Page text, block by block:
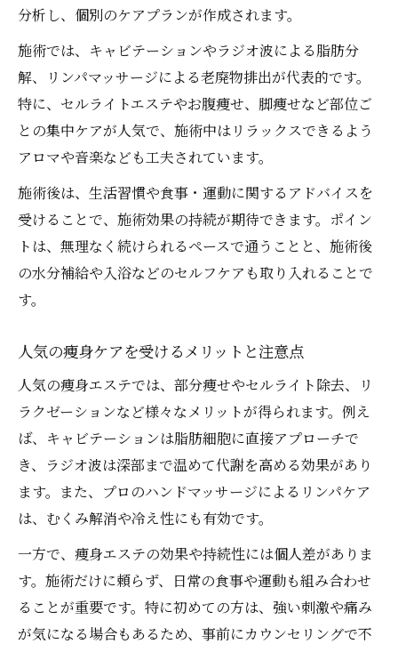
リラクゼーションも叶う最新の痩身施術法とは
最新痩身エステでリラクゼーション体験
痩身と癒やしを両立できる施術法の特徴
痩身エステ施術で癒やしを実感する方法
リラクゼーション効果が高い痩身ケア術
痩身と心のリフレッシュを得るコツ
分析し、個別のケアプランが作成されます。
施術では、キャビテーションやラジオ波による脂肪分
解、リンパマッサージによる老廃物排出が代表的です。
特に、セルライトエステやお腹痩せ、脚痩せなど部位ご
との集中ケアが人気で、施術中はリラックスできるよう
アロマや音楽なども工夫されています。
施術後は、生活習慣や食事・運動に関するアドバイスを
受けることで、施術効果の持続が期待できます。ポイン
トは、無理なく続けられるペースで通うことと、施術後
の水分補給や入浴などのセルフケアも取り入れることで
す。
人気の痩身ケアを受けるメリットと注意点
人気の痩身エステでは、部分痩せやセルライト除去、リ
ラクゼーションなど様々なメリットが得られます。例え
ば、キャビテーションは脂肪細胞に直接アプローチで
き、ラジオ波は深部まで温めて代謝を高める効果があり
ます。また、プロのハンドマッサージによるリンパケア
は、むくみ解消や冷え性にも有効です。
一方で、痩身エステの効果や持続性には個人差がありま
す。施術だけに頼らず、日常の食事や運動も組み合わせ
ることが重要です。特に初めての方は、強い刺激や痛み
が気になる場合もあるため、事前にカウンセリングで不